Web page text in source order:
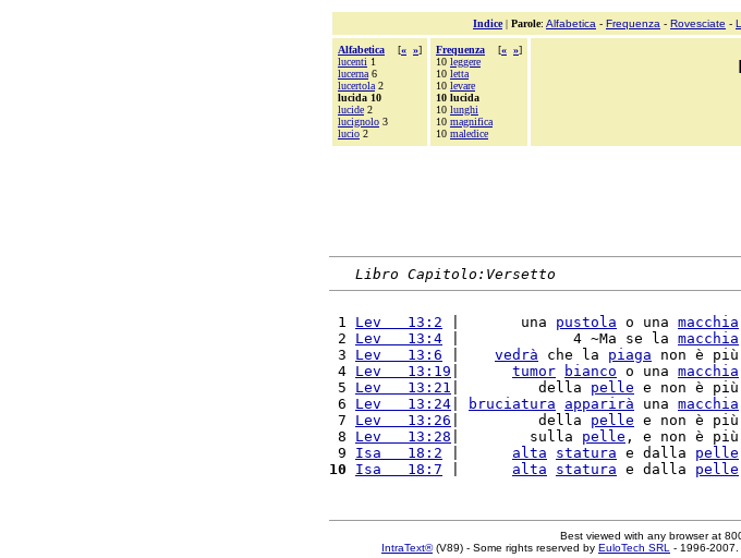
Indice| Parole: Alfabetica - Frequenza - Rovesciate -
Alfabetica [« »]
lucenti 1
lucerna 6
lucertola 2
lucida 10
lucide 2
lucignolo 3
lucio 2
Frequenza [« »]
10 leggere
10 letta
10 levare
10 lucida
10 lunghi
10 magnifica
10 maledice
Libro Capitolo:Versetto
1 Lev   13:2 |       una pustola o una macchia
2 Lev   13:4 |             4 ~Ma se la macchia
3 Lev   13:6 vedrà che la piaga non è più
4 Lev   13:19 tumor bianco o una macchia
5 Lev   13:21 |         della pelle e non è più
6 Lev   13:24 bruciatura apparirà una macchia
7 Lev   13:26 |         della pelle e non è più
8 Lev   13:28 |        sulla pelle , e non è più
9 Isa   18:2 alta statura e dalla pelle
10
Isa   18:7 alta statura e dalla pelle
Best viewed with any browser at
IntraText®(V89) - Some rights reserved by EuloTech SRL - 1996-